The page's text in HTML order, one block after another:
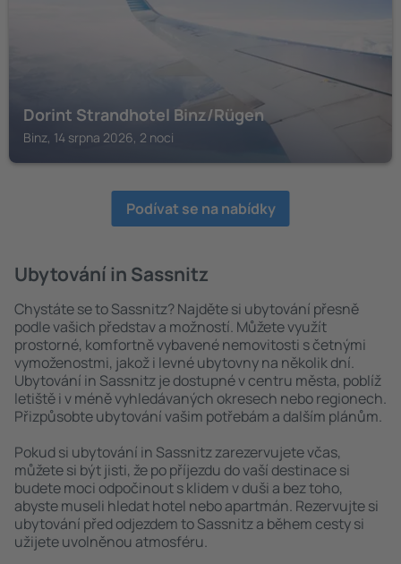
Dorint Strandhotel Binz/Rügen
Binz, 14 srpna 2026, 2 noci
Podívat se na nabídky
Ubytování in Sassnitz
Chystáte se to Sassnitz? Najděte si ubytování přesně
podle vašich představ a možností. Můžete využít
prostorné, komfortně vybavené nemovitosti s četnými
vymoženostmi, jakož i levné ubytovny na několik dní.
Ubytování in Sassnitz je dostupné v centru města, poblíž
letiště i v méně vyhledávaných okresech nebo regionech.
Přizpůsobte ubytování vašim potřebám a dalším plánům.
Pokud si ubytování in Sassnitz zarezervujete včas,
můžete si být jisti, že po příjezdu do vaší destinace si
budete moci odpočinout s klidem v duši a bez toho,
abyste museli hledat hotel nebo apartmán. Rezervujte si
ubytování před odjezdem to Sassnitz a během cesty si
užijete uvolněnou atmosféru.